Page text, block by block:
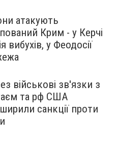
атакують
Крим - у Керчі
вибухів, у Феодосії
військові зв'язки з
та рф США
санкції проти